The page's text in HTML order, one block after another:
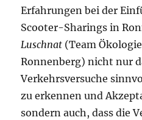
Erfahrungen bei der
Scooter-Sharings in
Luschnat (Team
Ronnenberg) nicht nur
Verkehrsversuche
zu erkennen und
sondern auch, dass die